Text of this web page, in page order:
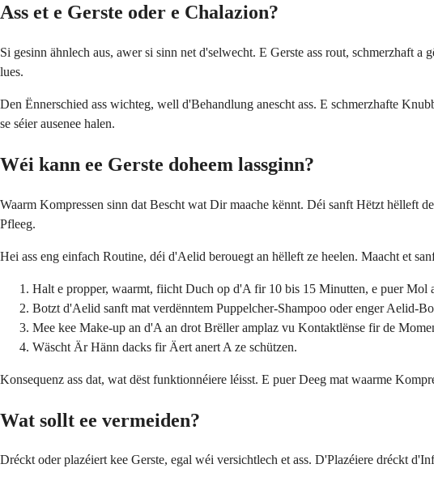
Ass et e Gerste oder e Chalazion?
Si gesinn ähnlech aus, awer si sinn net d'selwecht. E Gerste ass rout, schmerzhaft
lues.
Den Ënnerschied ass wichteg, well d'Behandlung anescht ass. E schmerzhafte
se séier ausenee halen.
Wéi kann ee Gerste doheem lassginn?
Waarm Kompressen sinn dat Bescht wat Dir maache kënnt. Déi sanft Hëtzt hëlleft
Pfleeg.
Hei ass eng einfach Routine, déi d'Aelid berouegt an hëlleft ze heelen. Maacht et
Halt e propper, waarmt, fiicht Duch op d'A fir 10 bis 15 Minutten, e puer Mol
Botzt d'Aelid sanft mat verdënntem Puppelcher-Shampoo oder enger Aelid-
Mee kee Make-up an d'A an drot Brëller amplaz vu Kontaktlënse fir de
Wäscht Är Hänn dacks fir Äert anert A ze schützen.
Konsequenz ass dat, wat dëst funktionnéiere léisst. E puer Deeg mat waarme
Wat sollt ee vermeiden?
Dréckt oder plazéiert kee Gerste, egal wéi versichtlech et ass. D'Plazéiere dréckt